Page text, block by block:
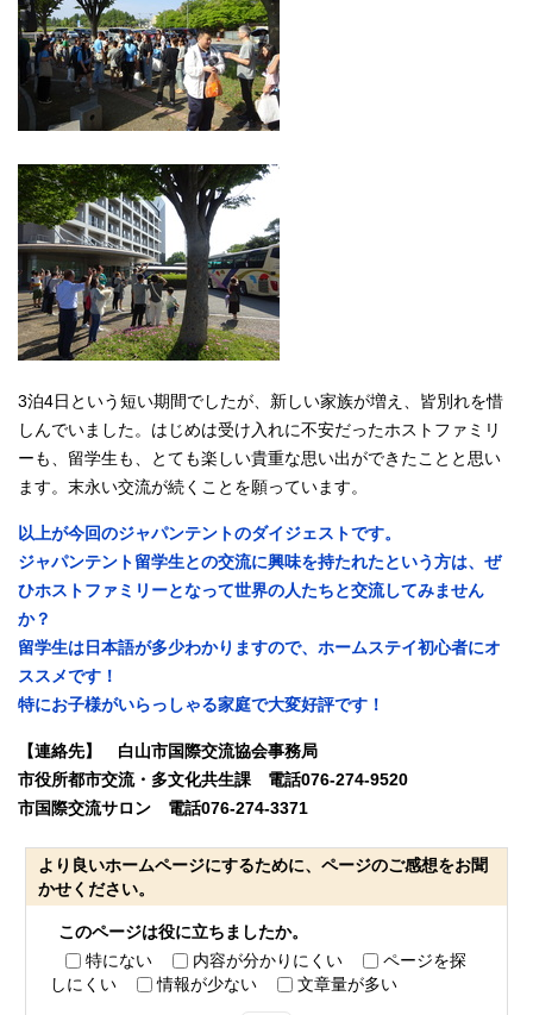
3泊4日という短い期間でしたが、新しい家族が増え、皆別れを惜
しんでいました。はじめは受け入れに不安だったホストファミリ
ーも、留学生も、とても楽しい貴重な思い出ができたことと思い
ます。末永い交流が続くことを願っています。
以上が今回のジャパンテントのダイジェストです。
ジャパンテント留学生との交流に興味を持たれたという方は、ぜ
ひホストファミリーとなって世界の人たちと交流してみません
か？
留学生は日本語が多少わかりますので、ホームステイ初心者にオ
ススメです！
特にお子様がいらっしゃる家庭で大変好評です！
【連絡先】 白山市国際交流協会事務局
市役所都市交流・多文化共生課 電話076-274-9520
市国際交流サロン 電話076-274-3371
より良いホームページにするために、ページのご感想をお聞
かせください。
このページは役に立ちましたか。
特にない
内容が分かりにくい
ページを探
しにくい
情報が少ない 文章量が多い